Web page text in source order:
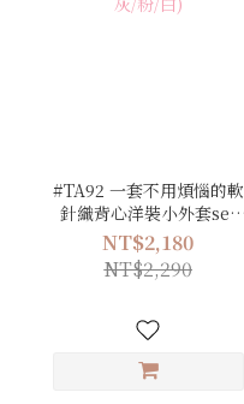
#TA92 一套不用煩惱的軟
針織背心洋裝小外套set
(藍/灰/粉/白)
NT$2,180
NT$2,290